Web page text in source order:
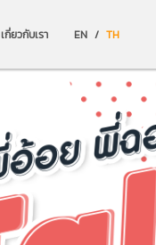
เกี่ยวกับเรา EN / TH